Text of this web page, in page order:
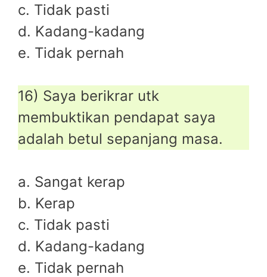
c. Tidak pasti
d. Kadang-kadang
e. Tidak pernah
16) Saya berikrar utk
membuktikan pendapat saya
adalah betul sepanjang masa.
a. Sangat kerap
b. Kerap
c. Tidak pasti
d. Kadang-kadang
e. Tidak pernah